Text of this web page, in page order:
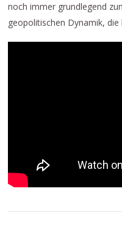
noch immer grundlegend
geopolitischen Dynamik,